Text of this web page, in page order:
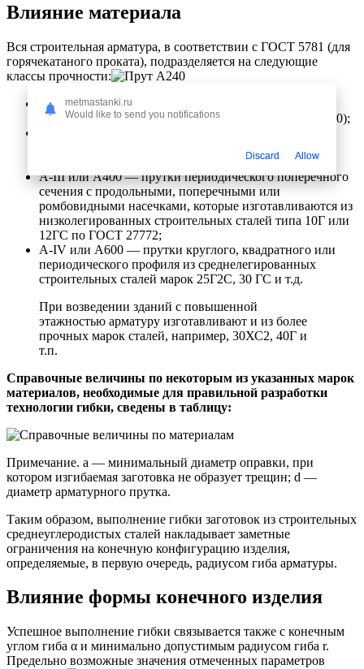
Влияние материала
Вся строительная арматура, в соответствии с ГОСТ 5781 (для
горячекатаного проката), подразделяется на следующие
классы прочности:
А-I, или А240 — прутки круглые или квадратные в
плане, производящиеся из стали типа Ст. 3 (ГОСТ 380);
A-III или А400 — прутки периодического поперечного
сечения с продольными, поперечными или
ромбовидными насечками, которые изготавливаются из
низколегированных строительных сталей типа 10Г или
12ГС по ГОСТ 27772;
A-IV или А600 — прутки круглого, квадратного или
периодического профиля из среднелегированных
строительных сталей марок 25Г2С, 30 ГС и т.д.
При возведении зданий с повышенной
этажностью арматуру изготавливают и из более
прочных марок сталей, например, 30ХС2, 40Г и
т.п.
Справочные величины по некоторым из указанных марок
материалов, необходимые для правильной разработки
технологии гибки, сведены в таблицу:
Примечание. а — минимальный диаметр оправки, при
котором изгибаемая заготовка не образует трещин; d —
диаметр арматурного прутка.
Таким образом, выполнение гибки заготовок из строительных
среднеуглеродистых сталей накладывает заметные
ограничения на конечную конфигурацию изделия,
определяемые, в первую очередь, радиусом гиба арматуры.
Влияние формы конечного изделия
Успешное выполнение гибки связывается также с конечным
углом гиба α и минимально допустимым радиусом гиба r.
Предельно возможные значения отмеченных параметров
metmastanki.ru
Would like to send you notifications
Discard Allow